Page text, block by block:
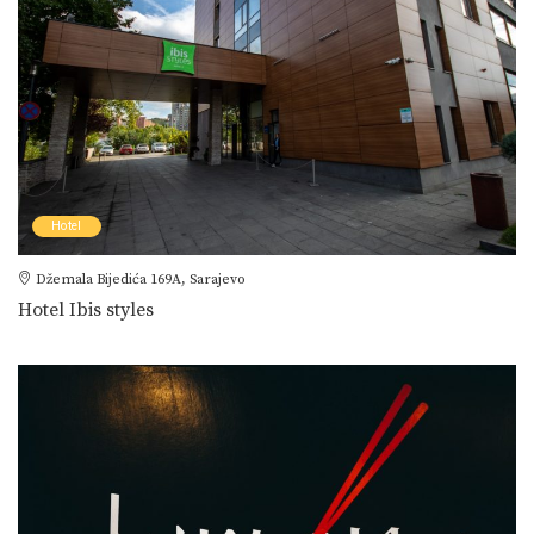
Hotel
Džemala Bijedića 169A, Sarajevo
Hotel Ibis styles